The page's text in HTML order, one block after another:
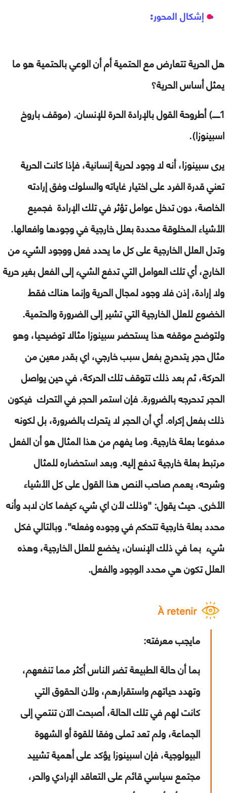
إشكال المحور:
هل الحرية تتعارض مع الحتمية أم أن الوعي بالحتمية هو ما
يمثل أساس الحرية؟
1ـــــ)
أطروحة القول بالإرادة الحرة للإنسان. (موقف باروخ
اسبينوزا).
يرى سبينوزا، أنه لا وجود لحرية إنسانية، فإذا كانت الحرية
تعني قدرة الفرد على اختيار غاياته والسلوك وفق إرادته
الخاصة، دون تدخل عوامل تؤثر في تلك الإرادة فجميع
الأشياء المخلوقة محددة بعلل خارجية في وجودها وافعالها.
وتدل العلل الخارجية على كل ما يحدد فعل ووجود الشيء من
الخارج، أي تلك العوامل التي تدفع الشيء إلى الفعل بغير حرية
ولا إرادة، إذن فلا وجود لمجال الحرية وإنما هناك فقط
الخضوع للعلل الخارجية التي تشير إلى الضرورة والحتمية.
ولتوضح موقفه هذا يستحضر سبينوزا مثالا توضيحيا، وهو
مثال حجر يتدحرج بفعل سبب خارجي، اي بقدر معين من
الحركة، ثم بعد ذلك تتوقف تلك الحركة، في حين يواصل
الحجر تدحرجه بالضرورة. فإن استمر الحجر في التحرك فيكون
ذلك بفعل إكراه. أي أن الحجر لا يتحرك بالضرورة، بل لكونه
مدفوعا بعلة خارجية. وما يفهم من هذا المثال هو أن الفعل
مرتبط بعلة خارجية تدفع إليه. وبعد استحضاره للمثال
وشرحه، يعمم صاحب النص هذا القول على كل الأشياء
الأخرى. حيث يقول: "وذلك لأن اي شيء كيفما كان لابد وأنه
محدد بعلة خارجية تتحكم في وجوده وفعله". وبالتالي فكل
شيء بما في ذلك الإنسان، يخضع للعلل الخارجية، وهذه
العلل تكون هي محدد الوجود والفعل.
À retenir
مايجب معرفته:
بما أن حالة الطبيعة تضر الناس أكثر مما تنفعهم،
وتهدد حياتهم واستقرارهم، ولأن الحقوق التي
كانت لهم في تلك الحالة، أصبحت الآن تنتمي إلى
الجماعة، ولم تعد تملى وفقا للقوة أو الشهوة
البيولوجية، فإن اسبينوزا يؤكد على أهمية تشييد
مجتمع سياسي قائم على التعاقد الإرادي والحر،